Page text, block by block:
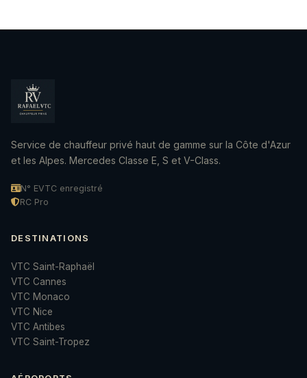
Service de chauffeur privé haut de gamme sur la Côte d'Azur
et les Alpes. Mercedes Classe E, S et V-Class.
N° EVTC enregistré
RC Pro
DESTINATIONS
VTC Saint-Raphaël
VTC Cannes
VTC Monaco
VTC Nice
VTC Antibes
VTC Saint-Tropez